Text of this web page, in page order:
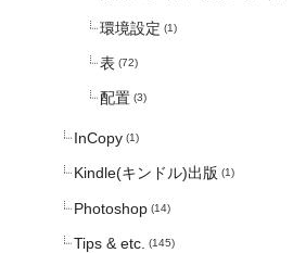
環境設定 (1)
表 (72)
配置 (3)
InCopy (1)
Kindle(キンドル)出版 (1)
Photoshop (14)
Tips & etc. (145)